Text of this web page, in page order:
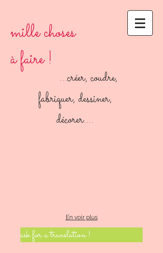
mille choses
à faire !
...créer, coudre,
fabriquer, dessiner,
décorer....
En voir plus
ask for a translation !